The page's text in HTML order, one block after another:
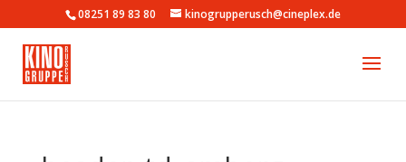
08251 89 83 80 kinogrupperusch@cineplex.de